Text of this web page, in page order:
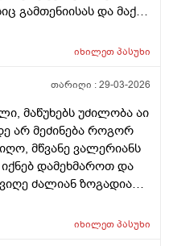
გამთენიისას და მაქვს
მომცა კარგი
11 დღეს გამოვტოვე
დამერღვა ძილის
მელატონინის მიღება
ნახევარი
მთლად ამ
იხილეთპასუხი
თარიღი :29-03-2026
მაწუხებს უძილობა აი
არ მეძინება როგორ
მწვანე ვალერიანს
დამეხმაროთ და
ძალიან ზოგადია
როგორიხილეთპასუხი